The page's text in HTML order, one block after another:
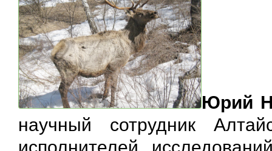
Юрий
научный сотрудник
исполнителей